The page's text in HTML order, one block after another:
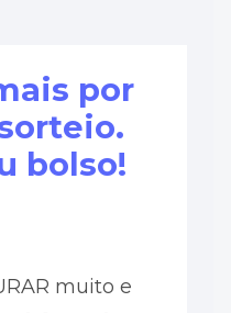
por
bolso!
muito e